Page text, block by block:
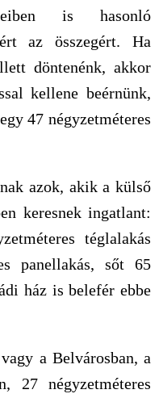
is hasonló
az összegért. Ha
döntenénk, akkor
kellene beérnünk,
47 négyzetméteres
azok, akik a külső
keresnek ingatlant:
téglalakás
panellakás, sőt 65
ház is belefér ebbe
a Belvárosban, a
27 négyzetméteres